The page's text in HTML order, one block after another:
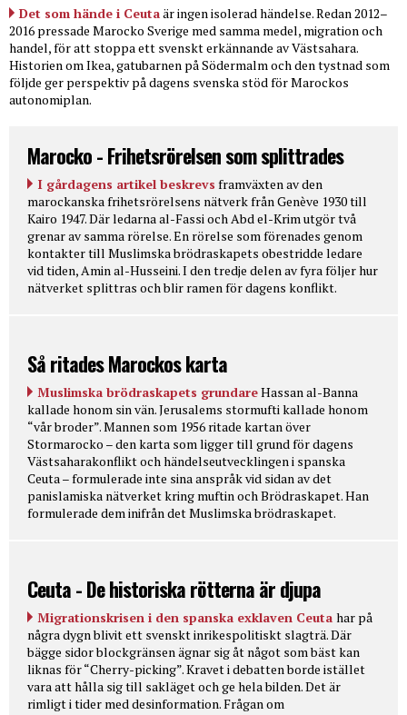
Det som hände i Ceutaär ingen isolerad händelse. Redan 2012–
2016 pressade Marocko Sverige med samma medel, migration och
handel, för att stoppa ett svenskt erkännande av Västsahara.
Historien om Ikea, gatubarnen på Södermalm och den tystnad som
följde ger perspektiv på dagens svenska stöd för Marockos
autonomiplan.
Marocko - Frihetsrörelsen som splittrades
I gårdagens artikel beskrevs framväxten av den
marockanska frihetsrörelsens nätverk från Genève 1930 till
Kairo 1947. Där ledarna al-Fassi och Abd el-Krim utgör två
grenar av samma rörelse. En rörelse som förenades genom
kontakter till Muslimska brödraskapets obestridde ledare
vid tiden, Amin al-Husseini. I den tredje delen av fyra följer hur
nätverket splittras och blir ramen för dagens konflikt.
Så ritades Marockos karta
Muslimska brödraskapets grundareHassan al-Banna
kallade honom sin vän. Jerusalems stormufti kallade honom
“vår broder”. Mannen som 1956 ritade kartan över
Stormarocko – den karta som ligger till grund för dagens
Västsaharakonflikt och händelseutvecklingen i spanska
Ceuta – formulerade inte sina anspråk vid sidan av det
panislamiska nätverket kring muftin och Brödraskapet. Han
formulerade dem inifrån det Muslimska brödraskapet.
Ceuta - De historiska rötterna är djupa
Migrationskrisen i den spanska exklaven Ceuta har på
några dygn blivit ett svenskt inrikespolitiskt slagträ. Där
bägge sidor blockgränsen ägnar sig åt något som bäst kan
liknas för “Cherry-picking”. Kravet i debatten borde istället
vara att hålla sig till sakläget och ge hela bilden. Det är
rimligt i tider med desinformation. Frågan om